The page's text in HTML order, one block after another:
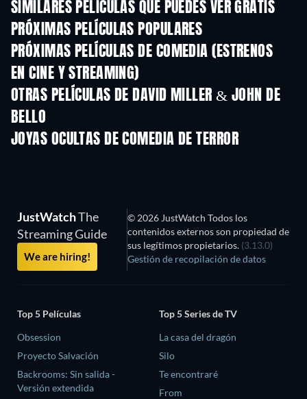
SIMILARES PELÍCULAS QUE PUEDES VER GRATIS
PRÓXIMAS PELÍCULAS POPULARES
PRÓXIMAS PELÍCULAS DE COMEDIA (ESTRENOS
EN CINE Y STREAMING)
OTRAS PELÍCULAS DE DAVID MILLER & JOHN DE
BELLO
JOYAS OCULTAS DE COMEDIA DE TERROR
TV
JustWatchThe
Streaming Guide
We are hiring!
© 2026 JustWatch Todos los
contenidos externos son propiedad de
sus legítimos propietarios. (3.13.0)
Gestión de recopilación de datos
Top 5 Películas
Obsession
Proyecto Salvación
Backrooms: Sin salida -
Versión extendida
Top 5 Series de TV
La casa del dragón
Silo
Te encontraré
From